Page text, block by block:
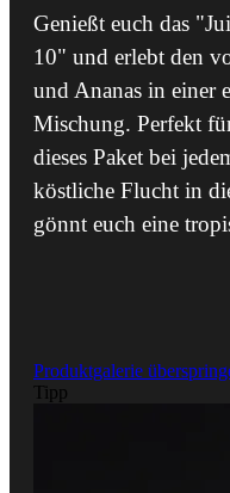
Genießt euch das
10" und erlebt den
und Ananas in einer
Mischung. Perfekt
dieses Paket bei
köstliche Flucht in
gönnt euch eine
Produktgalerie
Tipp